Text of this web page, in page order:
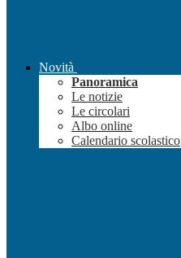
Novità
Panoramica
Le notizie
Le circolari
Albo online
Calendario scolastico